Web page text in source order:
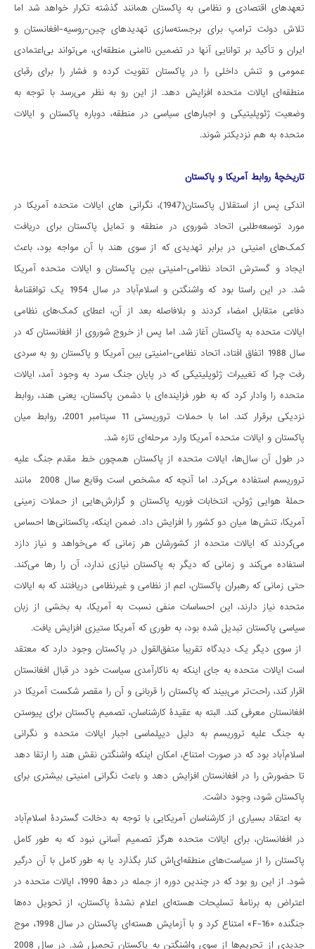
تعهدهای اقتصادی و نظامی به پاکستان همانند گذشته تکرار خواهد شد اما
تلاش دولت ترامپ برای برجسته‌سازی تهدیدهای چین-روسیه-افغانستان و
ایران و تأکید بر توانایی آنها در تضمین ناامنی منطقه‌ای، می‌تواند بی‌اعتمادی
عمومی و تنش داخلی را در پاکستان تقویت کرده و فشار را برای رقبای
منطقه‌ای ایالات متحده افزایش دهد. از این رو به نظر می‌رسد با توجه به
وضعیت ژئوپلیتیکی و اجبارهای سیاسی در منطقه، دوباره پاکستان و ایالات
متحده به هم نزدیکتر شوند.
تاریخچۀ روابط آمریکا و پاکستان
اندکی پس از استقلال پاکستان(1947)، نگرانی های ایالات متحده آمریکا در
مورد توسعه‌طلبی اتحاد شوروی در منطقه و تمایل پاکستان برای دریافت
کمک‌های امنیتی در برابر تهدیدی که از سوی هند با آن مواجه بود، باعث
ایجاد و گسترش اتحاد نظامی-امنیتی بین پاکستان و ایالات متحده آمریکا
شد. در این راستا بود که واشنگتن و اسلام‌آباد در سال 1954 یک توافقنامۀ
دفاعی متقابل امضاء کردند و بلافاصله بعد از آن، اعطای کمک‌های نظامی
ایالات متحده به پاکستان آغاز شد. اما پس از خروج شوروی از افغانستان که در
سال 1988 اتفاق افتاد، اتحاد نظامی-امنیتی بین آمریکا و پاکستان رو به سردی
رفت چرا که تغییرات ژئوپلیتیکی که در پایان جنگ سرد به وجود آمد، ایالات
متحده را وادار کرد که به طور فزاینده‌ای با دشمن پاکستان، یعنی هند، روابط
نزدیکی برقرار کند. اما با حملات تروریستی 11 سپتامبر 2001، روابط میان
پاکستان و ایالات متحده آمریکا وارد مرحله‌ای تازه شد.
در طول آن سال‌ها، ایالات متحده از پاکستان همچون خط مقدم جنگ علیه
تروریسم استفاده می‌کرد. اما آنچه که مشخص است وقایع سال 2008 مانند
حملۀ هوایی ژوئن، انتخابات فوریه پاکستان و گزارش‌هایی از حملات زمینی
آمریکا، تنش‌ها میان دو کشور را افزایش داد. ضمن اینکه، پاکستانی‌ها احساس
می‌کردند که ایالات متحده از کشورشان هر زمانی که می‌خواهد و نیاز دازد
استفاده می‌کند و زمانی که دیگر به پاکستان نیازی ندارد، آن را رها می‌کند.
حتی زمانی که رهبران پاکستان، اعم از نظامی و غیرنظامی دریافتند که به ایالات
متحده نیاز دارند، این احساسات منفی نسبت به آمریکا، به بخشی از زبان
سیاسی پاکستان تبدیل شده بود، به طوری که آمریکا ستیزی افزایش یافت.
از سوی دیگر یک دیدگاه تقریباً متفق‌القول در پاکستان وجود دارد که معتقد
است ایالات متحده به جای اینکه به ناکارآمدی سیاست خود در قبال افغانستان
اقرار کند، راحت‌تر می‌بیند که پاکستان را قربانی و آن را مقصر شکست آمریکا در
افغانستان معرفی کند. البته به عقیدۀ کارشناسان، تصمیم پاکستان برای پیوستن
به جنگ علیه تروریسم به دلیل دیپلماسی اجبار ایالات متحده و نگرانی
اسلام‌آباد بود که در صورت امتناع، امکان اینکه واشنگتن نقش هند را ارتقا دهد
تا حضورش را در افغانستان افزایش دهد و باعث نگرانی امنیتی بیشتری برای
پاکستان شود، وجود داشت.
به اعتقاد بسیاری از کارشناسان آمریکایی با توجه به دخالت گستردۀ اسلام‌آباد
در افغانستان، برای ایالات متحده هرگز تصمیم آسانی نبود که به طور کامل
پاکستان را از سیاست‌های منطقه‌ای‌اش کنار بگذارد یا به طور کامل با آن درگیر
شود. از این رو بود که در چندین دوره از جمله در دهۀ 1990، ایالات متحده در
اعتراض به برنامۀ تسلیحات هسته‌ای اعلام نشدۀ پاکستان، از تحویل ده‌ها
جنگنده «F-16» امتناع کرد و با آزمایش هسته‌ای پاکستان در سال 1998، موج
جدیدی از تحریم‌ها از سوی واشنگتن به پاکستان تحمیل شد. در سال 2008